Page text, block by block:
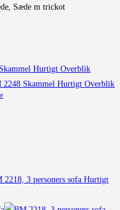
Sæde m trickot
Hurtigt Overblik
Hurtigt Overblik
Hurtigt